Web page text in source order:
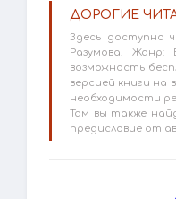
ДОРОГИЕ
Здесь доступно
Разумова.
возможность
версией книги на
необходимости
Там вы также
предисловие от